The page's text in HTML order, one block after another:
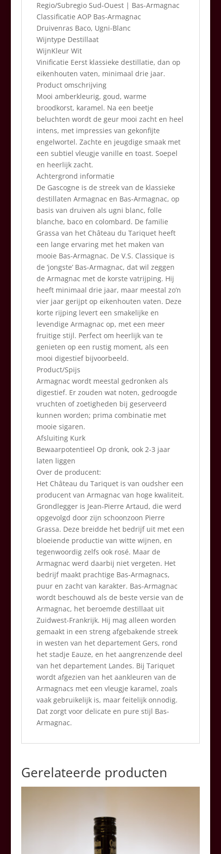
Regio/Subregio Sud-Ouest | Bas-Armagnac
Classificatie AOP Bas-Armagnac
Druivenras Baco, Ugni-Blanc
Wijntype Destillaat
WijnKleur Wit
Vinificatie Eerst klassieke destillatie, dan op
eikenhouten vaten, minimaal drie jaar.
Product omschrijving
Mooi amberkleurig, goud, warme
broodkorst, karamel. Na een beetje
beluchten wordt de geur mooi zacht en heel
intens, met impressies van gekonfijte
engelwortel. Zachte en jeugdige smaak met
een subtiel vleugje vanille en toast. Soepel
en heerlijk zacht.
Achtergrond informatie
De Gascogne is de streek van de klassieke
destillaten Armagnac en Bas-Armagnac, op
basis van druiven als ugni blanc, folle
blanche, baco en colombard. De familie
Grassa van het Château du Tariquet heeft
een lange ervaring met het maken van
mooie Bas-Armagnac. De V.S. Classique is
de ‘jongste’ Bas-Armagnac, dat wil zeggen
de Armagnac met de korste vatrijping. Hij
heeft minimaal drie jaar, maar meestal zo’n
vier jaar gerijpt op eikenhouten vaten. Deze
korte rijping levert een smakelijke en
levendige Armagnac op, met een meer
fruitige stijl. Perfect om heerlijk van te
genieten op een rustig moment, als een
mooi digestief bijvoorbeeld.
Product/Spijs
Armagnac wordt meestal gedronken als
digestief. Er zouden wat noten, gedroogde
vruchten of zoetigheden bij geserveerd
kunnen worden; prima combinatie met
mooie sigaren.
Afsluiting Kurk
Bewaarpotentieel Op dronk, ook 2-3 jaar
laten liggen
Over de producent:
Het Château du Tariquet is van oudsher een
producent van Armagnac van hoge kwaliteit.
Grondlegger is Jean-Pierre Artaud, die werd
opgevolgd door zijn schoonzoon Pierre
Grassa. Deze breidde het bedrijf uit met een
bloeiende productie van witte wijnen, en
tegenwoordig zelfs ook rosé. Maar de
Armagnac werd daarbij niet vergeten. Het
bedrijf maakt prachtige Bas-Armagnacs,
puur en zacht van karakter. Bas-Armagnac
wordt beschouwd als de beste versie van de
Armagnac, het beroemde destillaat uit
Zuidwest-Frankrijk. Hij mag alleen worden
gemaakt in een streng afgebakende streek
in westen van het departement Gers, rond
het stadje Eauze, en het aangrenzende deel
van het departement Landes. Bij Tariquet
wordt afgezien van het aankleuren van de
Armagnacs met een vleugje karamel, zoals
vaak gebruikelijk is, maar feitelijk onnodig.
Dat zorgt voor delicate en pure stijl Bas-
Armagnac.
Gerelateerde producten